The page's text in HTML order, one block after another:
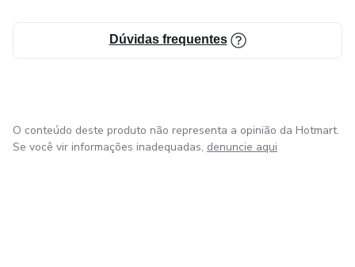
Dúvidas frequentes
O conteúdo deste produto não representa a opinião da Hotmart.
Se você vir informações inadequadas, denuncie aqui